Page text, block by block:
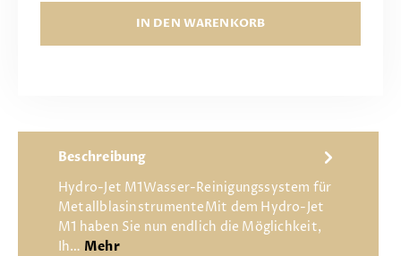
IN DEN WARENKORB
Beschreibung
Hydro-Jet M1Wasser-Reinigungssystem für
MetallblasinstrumenteMit dem Hydro-Jet
M1 haben Sie nun endlich die Möglichkeit,
Ih… Mehr